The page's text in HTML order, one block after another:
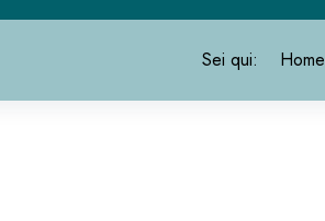
Sei qui: Home